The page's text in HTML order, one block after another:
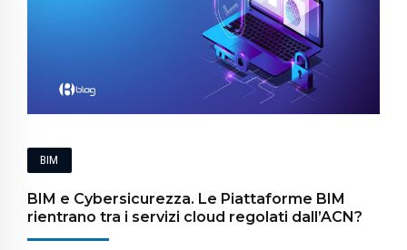
BIM
BIM e Cybersicurezza. Le Piattaforme BIM
rientrano tra i servizi cloud regolati dall’ACN?